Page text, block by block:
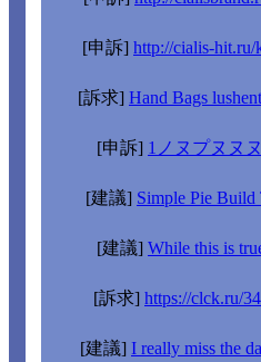
[申訴] http://cialis-
[訴求] Hand Bags
[申訴] 1ノヌプヌヌヌ
[建議] Simple Pie Build
[建議] While this is
[訴求] https://clck.ru/
[建議] I really miss the